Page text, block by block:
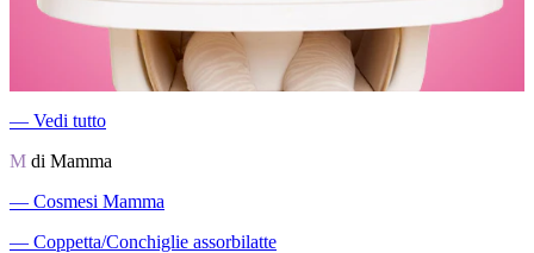
― Vedi tutto
M di Mamma
― Cosmesi Mamma
― Coppetta/Conchiglie assorbilatte